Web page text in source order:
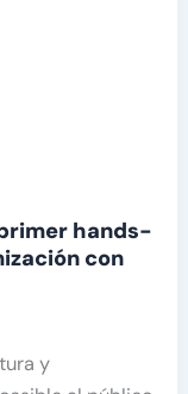
hands-
con
y